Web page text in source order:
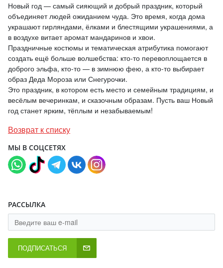
Новый год — самый сияющий и добрый праздник, который
объединяет людей ожиданием чуда. Это время, когда дома
украшают гирляндами, ёлками и блестящими украшениями, а
в воздухе витает аромат мандаринов и хвои.
Праздничные костюмы и тематическая атрибутика помогают
создать ещё больше волшебства: кто-то перевоплощается в
доброго эльфа, кто-то — в зимнюю фею, а кто-то выбирает
образ Деда Мороза или Снегурочки.
Это праздник, в котором есть место и семейным традициям, и
весёлым вечеринкам, и сказочным образам. Пусть ваш Новый
год станет ярким, тёплым и незабываемым!
Возврат к списку
МЫ В СОЦСЕТЯХ
РАССЫЛКА
ПОДПИСАТЬСЯ